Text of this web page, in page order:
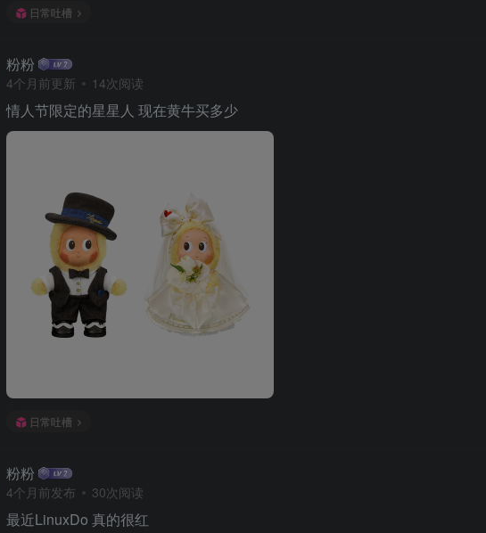
日常吐槽
粉粉
4个月前更新 14次阅读
情人节限定的星星人 现在黄牛买多少
日常吐槽
粉粉
4个月前发布 30次阅读
最近LinuxDo 真的很红